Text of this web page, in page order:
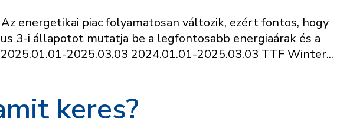
energetikai piac folyamatosan változik, ezért fontos, hogy
3-i állapotot mutatja be a legfontosabb energiaárak és a
2025.03.03 2024.01.01-2025.03.03 TTF Winter...
keres?